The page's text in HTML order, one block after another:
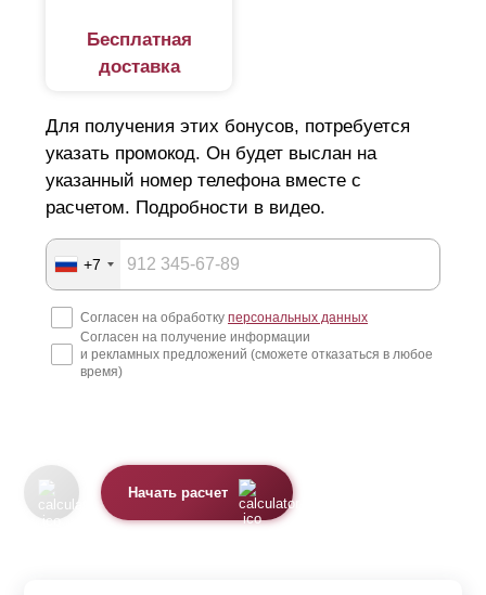
Бесплатная
доставка
Для получения этих бонусов, потребуется
указать промокод. Он будет выслан на
указанный номер телефона вместе с
расчетом. Подробности в видео.
+7
Согласен на обработку персональных данных
Согласен на получение информации
и рекламных предложений (сможете отказаться в любое
время)
Начать расчет